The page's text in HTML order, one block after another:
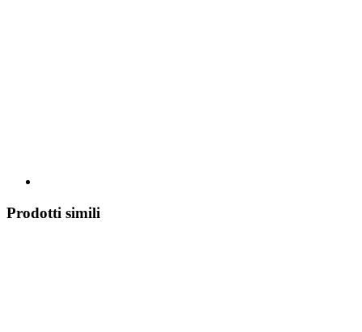
Prodotti simili